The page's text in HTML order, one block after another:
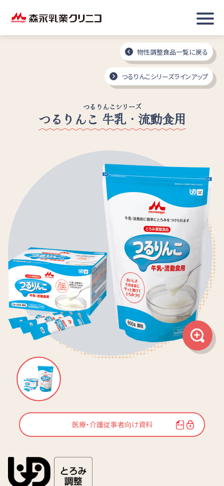
物性調整食品一覧に戻る
つるりんこシリーズラインアップ
つるりんこシリーズ
つるりんこ 牛乳・流動食用
医療・介護従事者向け資料